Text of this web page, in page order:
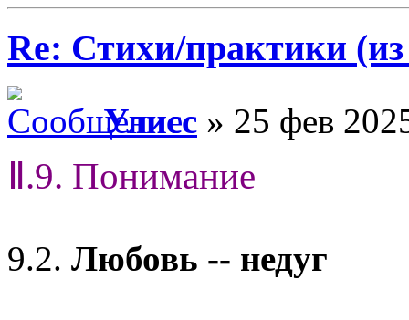
Re: Стихи/практики
Улисс » 25 фев
Ⅱ.9. Понимание
9.2. Любовь -- недуг